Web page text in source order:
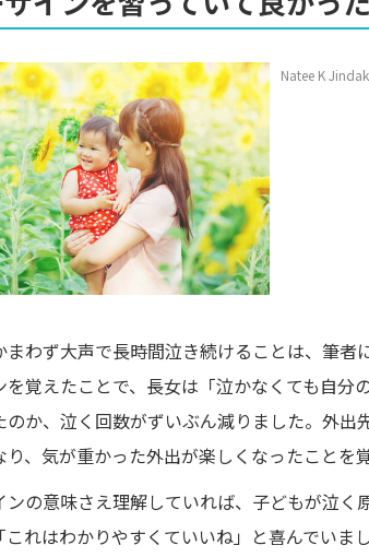
Natee K
まわず大声で長時間泣き続けることは、筆者
を覚えたことで、長女は「泣かなくても自分
のか、泣く回数がずいぶん減りました。外
り、気が重かった外出が楽しくなったことを
ンの意味さえ理解していれば、子どもが泣
れはわかりやすくていいね」と喜んでいまし